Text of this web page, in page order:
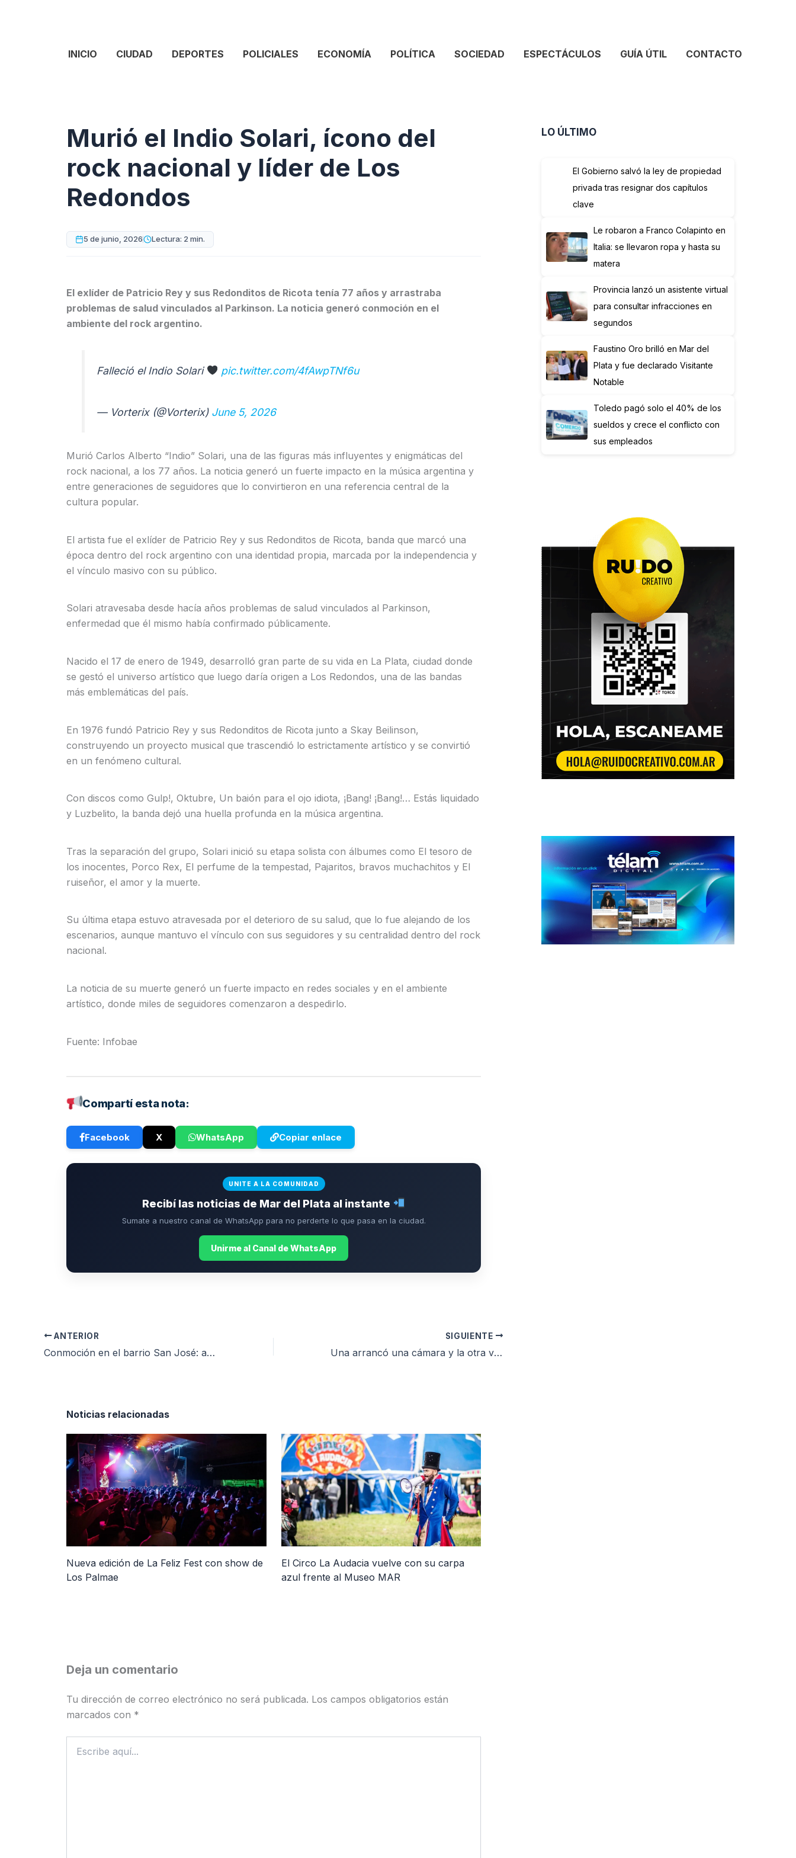
INICIO CIUDAD DEPORTES POLICIALES ECONOMÍA POLÍTICA SOCIEDAD ESPECTÁCULOS GUÍA ÚTIL CONTACTO
Murió el Indio Solari, ícono del
rock nacional y líder de Los
Redondos
5 de junio, 2026 Lectura: 2 min.
El exlíder de Patricio Rey y sus Redonditos de Ricota tenía 77 años y arrastraba
problemas de salud vinculados al Parkinson. La noticia generó conmoción en el
ambiente del rock argentino.
Falleció el Indio Solari pic.twitter.com/4fAwpTNf6u
— Vorterix (@Vorterix) June 5, 2026
Murió Carlos Alberto “Indio” Solari, una de las figuras más influyentes y enigmáticas del
rock nacional, a los 77 años. La noticia generó un fuerte impacto en la música argentina y
entre generaciones de seguidores que lo convirtieron en una referencia central de la
cultura popular.
El artista fue el exlíder de Patricio Rey y sus Redonditos de Ricota, banda que marcó una
época dentro del rock argentino con una identidad propia, marcada por la independencia y
el vínculo masivo con su público.
Solari atravesaba desde hacía años problemas de salud vinculados al Parkinson,
enfermedad que él mismo había confirmado públicamente.
Nacido el 17 de enero de 1949, desarrolló gran parte de su vida en La Plata, ciudad donde
se gestó el universo artístico que luego daría origen a Los Redondos, una de las bandas
más emblemáticas del país.
En 1976 fundó Patricio Rey y sus Redonditos de Ricota junto a Skay Beilinson,
construyendo un proyecto musical que trascendió lo estrictamente artístico y se convirtió
en un fenómeno cultural.
Con discos como Gulp!, Oktubre, Un baión para el ojo idiota, ¡Bang! ¡Bang!… Estás liquidado
y Luzbelito, la banda dejó una huella profunda en la música argentina.
Tras la separación del grupo, Solari inició su etapa solista con álbumes como El tesoro de
los inocentes, Porco Rex, El perfume de la tempestad, Pajaritos, bravos muchachitos y El
ruiseñor, el amor y la muerte.
Su última etapa estuvo atravesada por el deterioro de su salud, que lo fue alejando de los
escenarios, aunque mantuvo el vínculo con sus seguidores y su centralidad dentro del rock
nacional.
La noticia de su muerte generó un fuerte impacto en redes sociales y en el ambiente
artístico, donde miles de seguidores comenzaron a despedirlo.
Fuente: Infobae
Compartí esta nota:
Facebook X WhatsApp Copiar enlace
UNITE A LA COMUNIDAD
Recibí las noticias de Mar del Plata al instante
Sumate a nuestro canal de WhatsApp para no perderte lo que pasa en la ciudad.
Unirme al Canal de WhatsApp
ANTERIOR
Conmoción en el barrio San José: adolescente de 14 años murió al atragantarse
SIGUIENTE
Una arrancó una cámara y la otra violó una restricción: ambas fueron aprehendidas
Noticias relacionadas
Nueva edición de La Feliz Fest con show de
Los Palmae
El Circo La Audacia vuelve con su carpa
azul frente al Museo MAR
Deja un comentario
Tu dirección de correo electrónico no será publicada. Los campos obligatorios están
marcados con *
aquí...
LO ÚLTIMO
El Gobierno salvó la ley de propiedad
privada tras resignar dos capítulos
clave
Le robaron a Franco Colapinto en
Italia: se llevaron ropa y hasta su
matera
Provincia lanzó un asistente virtual
para consultar infracciones en
segundos
Faustino Oro brilló en Mar del
Plata y fue declarado Visitante
Notable
Toledo pagó solo el 40% de los
sueldos y crece el conflicto con
sus empleados